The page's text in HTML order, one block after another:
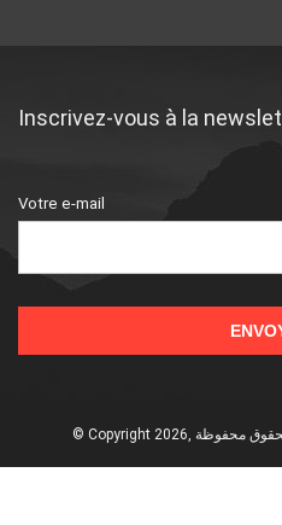
Inscrivez-vous à la
Votre e-mail